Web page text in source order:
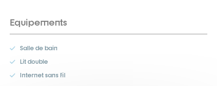
Equipements
Salle de bain
Lit double
Internet sans fil